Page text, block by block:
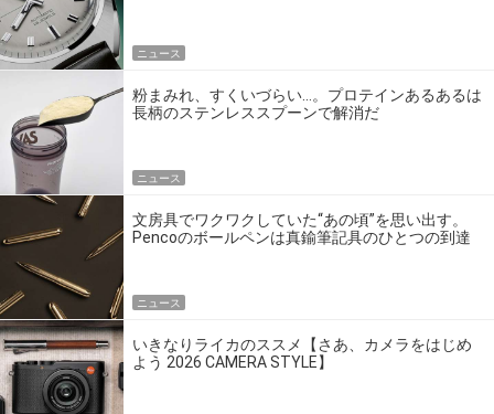
ニュース
粉まみれ、すくいづらい…。プロテインあるあるは
長柄のステンレススプーンで解消だ
ニュース
文房具でワクワクしていた“あの頃”を思い出す。
Pencoのボールペンは真鍮筆記具のひとつの到達
ニュース
いきなりライカのススメ【さあ、カメラをはじめ
よう 2026 CAMERA STYLE】